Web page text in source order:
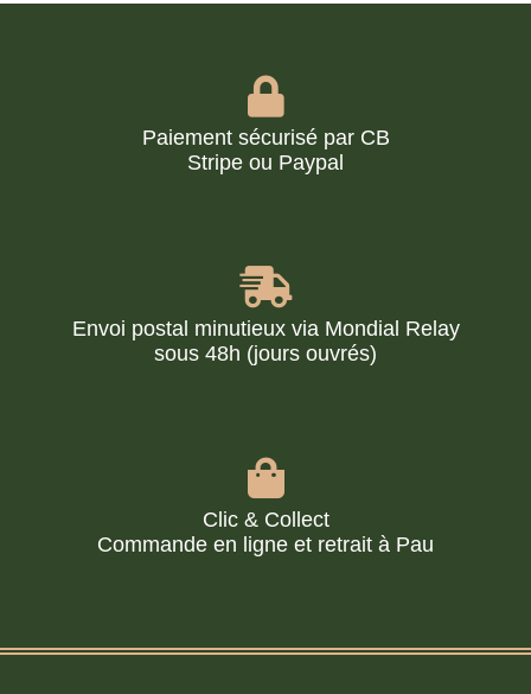
Paiement sécurisé par CB
Stripe ou Paypal
Envoi postal minutieux via Mondial Relay
sous 48h (jours ouvrés)
Clic & Collect
Commande en ligne et retrait à Pau